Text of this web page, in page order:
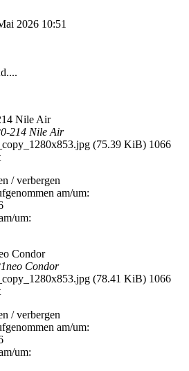
2026 10:51
214 Nile Air
(75.39 KiB) 1066
/ verbergen
am/um:
um:
Condor
(78.41 KiB) 1066
/ verbergen
am/um:
um: